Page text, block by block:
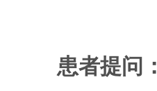
患者提问：